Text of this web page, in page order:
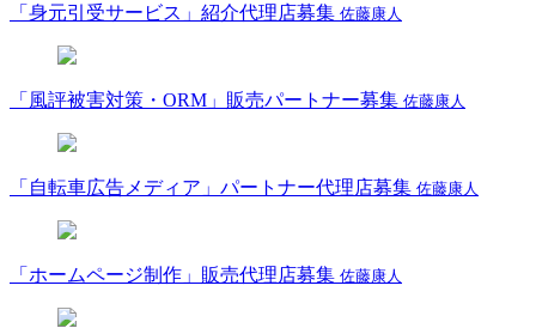
「身元引受サービス」紹介代理店募集 佐藤康人
「風評被害対策・ORM」販売パートナー募集 佐藤康人
「自転車広告メディア」パートナー代理店募集 佐藤康人
「ホームページ制作」販売代理店募集 佐藤康人